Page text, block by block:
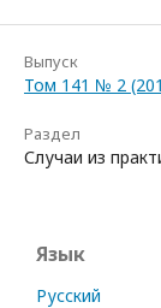
Выпуск
Том 141 № 2
Раздел
Случаи из
Язык
Русский